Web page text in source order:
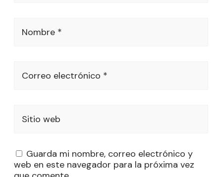
Nombre *
Correo electrónico *
Sitio web
Guarda mi nombre, correo electrónico y
web en este navegador para la próxima vez